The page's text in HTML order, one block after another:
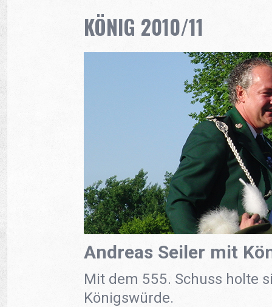
KÖNIG 2010/11
Andreas Seiler mit
Mit dem 555. Schuss holte
Königswürde.